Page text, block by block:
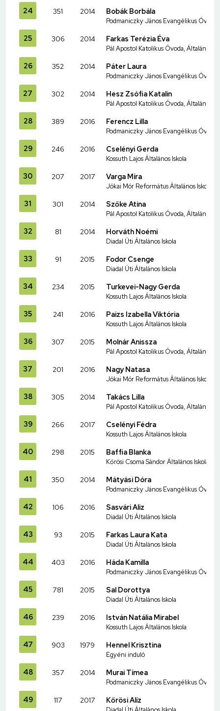
24 351 2014 Bobák Borbála
Podmaniczky János Evangélikus Óvoda
25 306 2014 Farkas Terézia Éva
Pál Apostol Katolikus Óvoda, Általános
26 352 2014 Páter Laura
Podmaniczky János Evangélikus Óvoda
27 302 2014 Hesz Zsófia Katalin
Pál Apostol Katolikus Óvoda, Általános
28 389 2016 Ferencz Lilla
Podmaniczky János Evangélikus Óvoda
29 246 2016 Cselényi Gerda
Kossuth Lajos Általános Iskola
30 207 2017 Varga Míra
Jókai Mór Református Általános Iskola
31 301 2014 Szőke Atina
Pál Apostol Katolikus Óvoda, Általános
32 81 2014 Horváth Noémi
Diadal Úti Általános Iskola
33 91 2015 Fodor Csenge
Diadal Úti Általános Iskola
34 234 2015 Turkevei-Nagy Gerda
Kossuth Lajos Általános Iskola
35 241 2016 Paizs Izabella Viktória
Kossuth Lajos Általános Iskola
36 307 2015 Molnár Anissza
Pál Apostol Katolikus Óvoda, Általános
37 201 2016 Nagy Natasa
Jókai Mór Református Általános Iskola
38 305 2014 Takács Lilla
Pál Apostol Katolikus Óvoda, Általános
39 266 2017 Cselényi Fédra
Kossuth Lajos Általános Iskola
40 298 2015 Baffia Blanka
Kőrösi Csoma Sándor Általános Iskola
41 350 2014 Mátyási Dóra
Podmaniczky János Evangélikus Óvoda
42 106 2016 Sasvári Aliz
Diadal Úti Általános Iskola
43 93 2015 Farkas Laura Kata
Diadal Úti Általános Iskola
44 403 2016 Háda Kamilla
Podmaniczky János Evangélikus Óvoda
45 781 2015 Sal Dorottya
Diadal Úti Általános Iskola
46 239 2016 István Natália Mirabel
Kossuth Lajos Általános Iskola
47 903 1979 Hennel Krisztina
Egyéni induló
48 357 2014 Murai Tímea
Podmaniczky János Evangélikus Óvoda
49 117 2017 Kőrösi Alíz